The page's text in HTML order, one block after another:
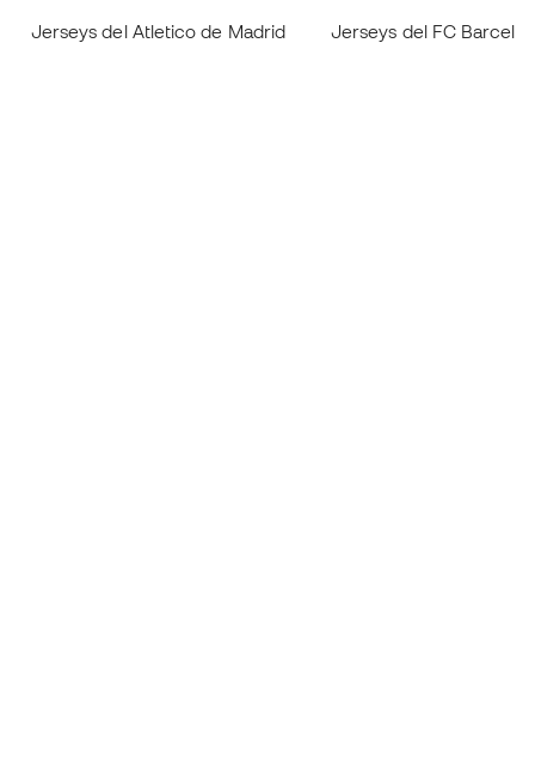
Jerseys del Atletico de Madrid Jerseys del FC